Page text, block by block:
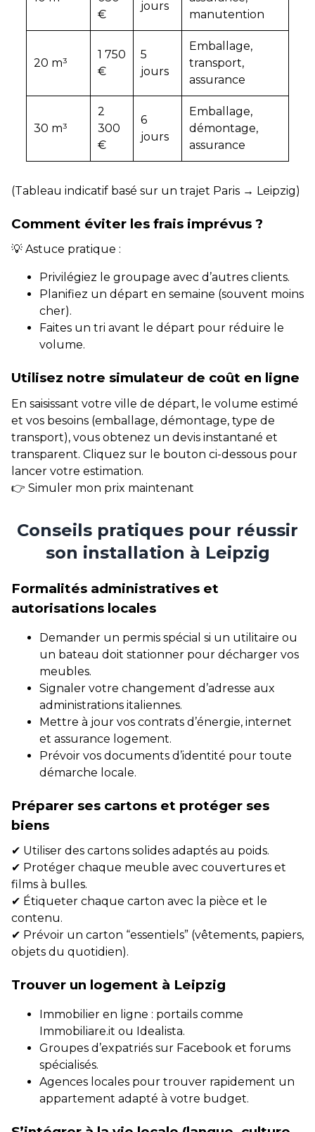
€
jours
manutention
20 m³
1 750
€
5
jours
Emballage,
transport,
assurance
30 m³
2
300
€
6
jours
Emballage,
démontage,
assurance
(Tableau indicatif basé sur un trajet Paris → Leipzig)
Comment éviter les frais imprévus ?
💡 Astuce pratique :
Privilégiez le groupage avec d’autres clients.
Planifiez un départ en semaine (souvent moins
cher).
Faites un tri avant le départ pour réduire le
volume.
Utilisez notre simulateur de coût en ligne
En saisissant votre ville de départ, le volume estimé
et vos besoins (emballage, démontage, type de
transport), vous obtenez un devis instantané et
transparent. Cliquez sur le bouton ci-dessous pour
lancer votre estimation.
👉 Simuler mon prix maintenant
Conseils pratiques pour réussir
son installation à Leipzig
Formalités administratives et
autorisations locales
Demander un permis spécial si un utilitaire ou
un bateau doit stationner pour décharger vos
meubles.
Signaler votre changement d’adresse aux
administrations italiennes.
Mettre à jour vos contrats d’énergie, internet
et assurance logement.
Prévoir vos documents d’identité pour toute
démarche locale.
Préparer ses cartons et protéger ses
biens
✔ Utiliser des cartons solides adaptés au poids.
✔ Protéger chaque meuble avec couvertures et
films à bulles.
✔ Étiqueter chaque carton avec la pièce et le
contenu.
✔ Prévoir un carton “essentiels” (vêtements, papiers,
objets du quotidien).
Trouver un logement à Leipzig
Immobilier en ligne : portails comme
Immobiliare.it ou Idealista.
Groupes d’expatriés sur Facebook et forums
spécialisés.
Agences locales pour trouver rapidement un
appartement adapté à votre budget.